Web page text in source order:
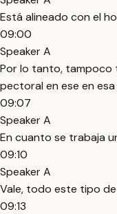
Está alineado con el
09:00
Speaker A
Por lo tanto, tampoco
pectoral en ese en
09:07
Speaker A
En cuanto se trabaja
09:10
Speaker A
Vale, todo este tipo
09:13